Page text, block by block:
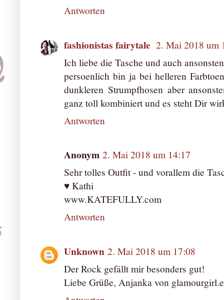
Antworten
fashionistas fairytale 2. Mai 2018 um
Ich liebe die Tasche und auch
persoenlich bin ja bei helleren
dunkleren Strumpfhosen aber
ganz toll kombiniert und es steht Dir
Antworten
Anonym 2. Mai 2018 um 14:17
Sehr tolles Outfit - und vorallem die
♥ Kathi
www.KATEFULLY.com
Antworten
Unknown 2. Mai 2018 um 17:08
Der Rock gefällt mir besonders gut!
Liebe Grüße, Anjanka von